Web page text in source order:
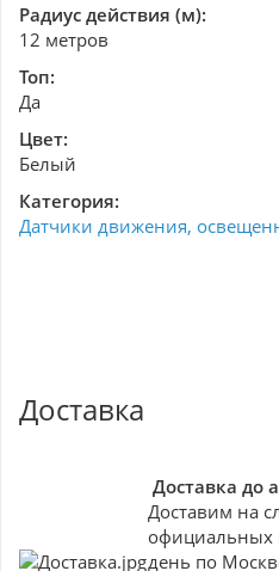
Радиус действия (м):
12 метров
Топ:
Да
Цвет:
Белый
Категория:
Датчики движения,
Доставка
Доставка до
Доставим на
официальных
день по